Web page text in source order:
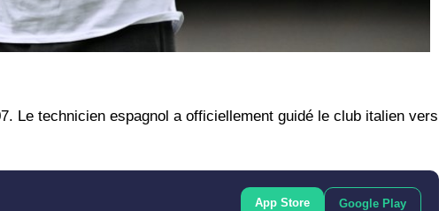
. Le technicien espagnol a officiellement guidé le club italien vers
App Store Google Play